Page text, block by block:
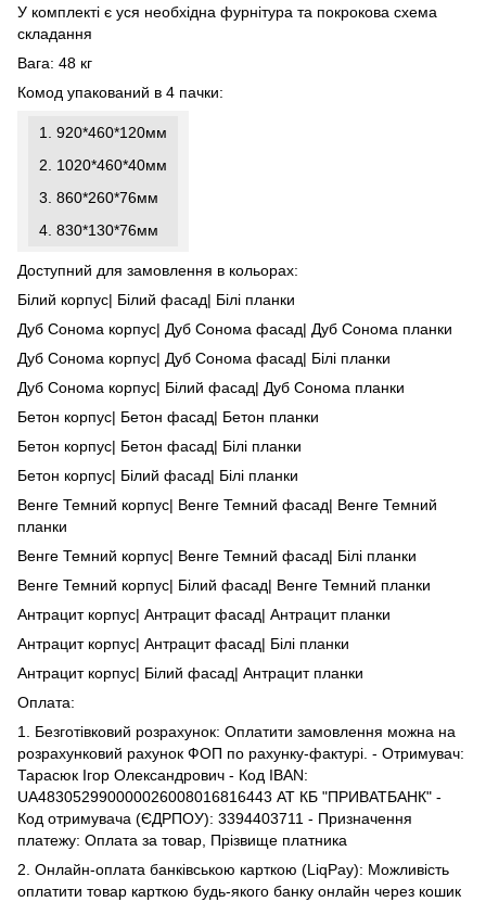
У комплекті є уся необхідна фурнітура та покрокова схема
складання
Вага: 48 кг
Комод упакований в 4 пачки:
1. 920*460*120мм
2. 1020*460*40мм
3. 860*260*76мм
4. 830*130*76мм
Доступний для замовлення в кольорах:
Білий корпус| Білий фасад| Білі планки
Дуб Сонома корпус| Дуб Сонома фасад| Дуб Сонома планки
Дуб Сонома корпус| Дуб Сонома фасад| Білі планки
Дуб Сонома корпус| Білий фасад| Дуб Сонома планки
Бетон корпус| Бетон фасад| Бетон планки
Бетон корпус| Бетон фасад| Білі планки
Бетон корпус| Білий фасад| Білі планки
Венге Темний корпус| Венге Темний фасад| Венге Темний
планки
Венге Темний корпус| Венге Темний фасад| Білі планки
Венге Темний корпус| Білий фасад| Венге Темний планки
Антрацит корпус| Антрацит фасад| Антрацит планки
Антрацит корпус| Антрацит фасад| Білі планки
Антрацит корпус| Білий фасад| Антрацит планки
Оплата:
1. Безготівковий розрахунок: Оплатити замовлення можна на
розрахунковий рахунок ФОП по рахунку-фактурі. - Отримувач:
Тарасюк Ігор Олександрович - Код IBAN:
UA483052990000026008016816443 АТ КБ "ПРИВАТБАНК" -
Код отримувача (ЄДРПОУ): 3394403711 - Призначення
платежу: Оплата за товар, Прізвище платника
2. Онлайн-оплата банківською карткою (LiqPay): Можливість
оплатити товар карткою будь-якого банку онлайн через кошик